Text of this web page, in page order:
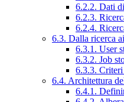
6.2.2. Dati
6.2.3.
6.2.4.
6.3. Dalla ricerca
6.3.1. User
6.3.2. Job
6.3.3.
6.4. Architettura
6.4.1.